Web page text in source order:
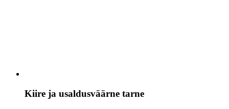
Kiire ja usaldusväärne tarne